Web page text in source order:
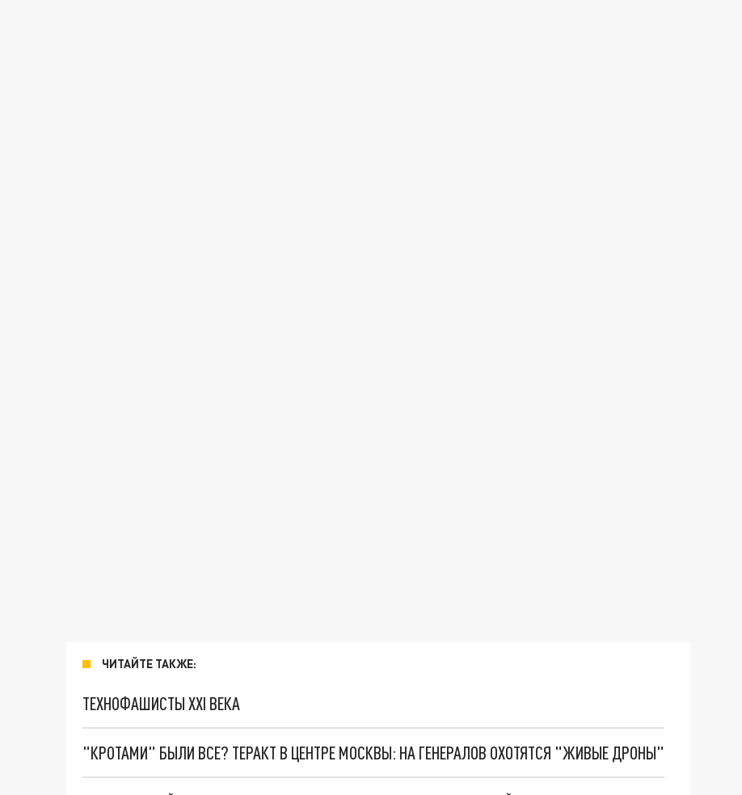
ЧИТАЙТЕ ТАКЖЕ:
ТЕХНОФАШИСТЫ XXI ВЕКА
"КРОТАМИ" БЫЛИ ВСЕ? ТЕРАКТ В ЦЕНТРЕ МОСКВЫ: НА ГЕНЕРАЛОВ ОХОТЯТСЯ "ЖИВЫЕ ДРОНЫ"